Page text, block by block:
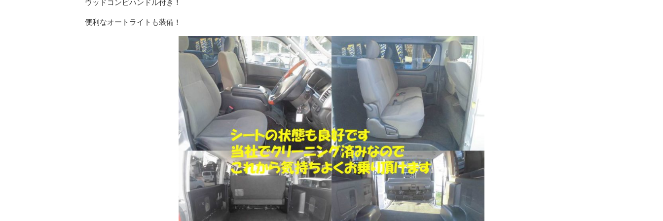
ウッドコンビハンドル付き！
便利なオートライトも装備！